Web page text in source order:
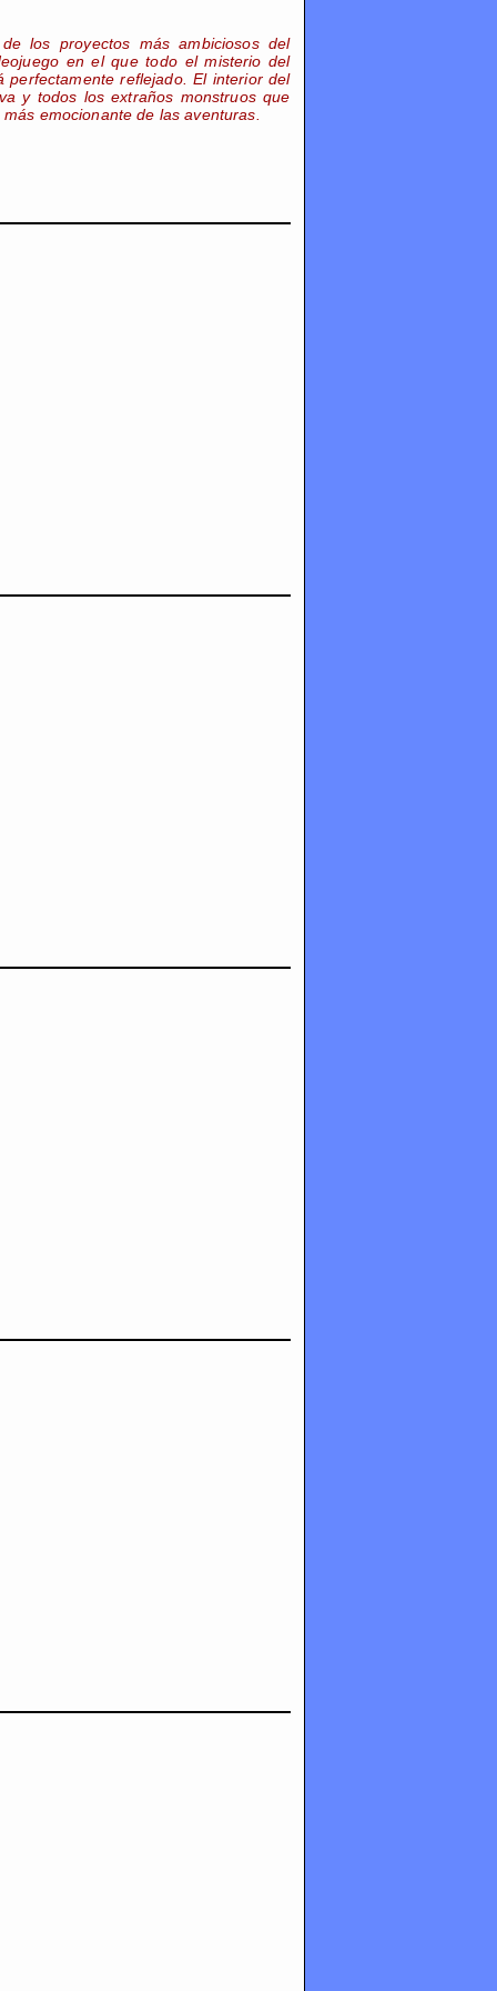
los proyectos más ambiciosos del
en el que todo el misterio del
perfectamente reflejado. El interior del
y todos los extraños monstruos que
emocionante de las aventuras.